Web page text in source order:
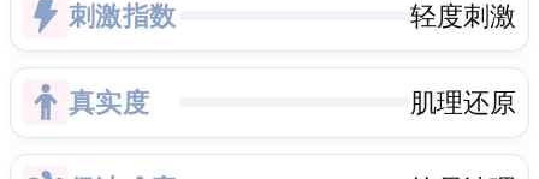
刺激指数 轻度刺激
真实度 肌理还原